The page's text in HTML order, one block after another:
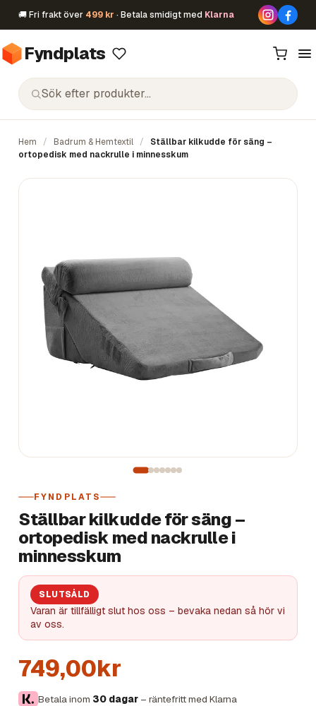
🚚 Fri frakt över 499 kr · Betala smidigt med Klarna
Fyndplats
Hem / Badrum & Hemtextil /
Ställbar kilkudde för säng –
ortopedisk med nackrulle i minnesskum
FYNDPLATS
Ställbar kilkudde för säng –
ortopedisk med nackrulle i
minnesskum
SLUTSÅLD
Varan är tillfälligt slut hos oss – bevaka nedan så hör vi
av oss.
749,00kr
Betala inom 30 dagar – räntefritt med Klarna